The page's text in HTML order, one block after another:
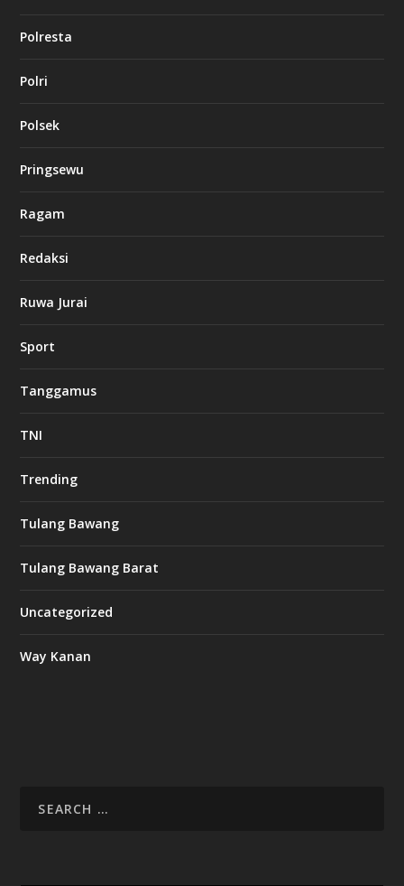
Polresta
Polri
Polsek
Pringsewu
Ragam
Redaksi
Ruwa Jurai
Sport
Tanggamus
TNI
Trending
Tulang Bawang
Tulang Bawang Barat
Uncategorized
Way Kanan